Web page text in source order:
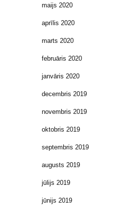
maijs 2020
aprīlis 2020
marts 2020
februāris 2020
janvāris 2020
decembris 2019
novembris 2019
oktobris 2019
septembris 2019
augusts 2019
jūlijs 2019
jūnijs 2019